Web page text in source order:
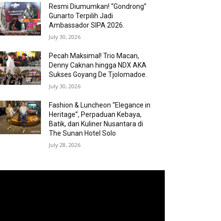
Resmi Diumumkan! “Gondrong”
Gunarto Terpilih Jadi
Ambassador SIPA 2026.
July 30, 2026
Pecah Maksimal! Trio Macan,
Denny Caknan hingga NDX AKA
Sukses Goyang De Tjolomadoe.
July 30, 2026
Fashion & Luncheon “Elegance in
Heritage”, Perpaduan Kebaya,
Batik, dan Kuliner Nusantara di
The Sunan Hotel Solo
July 28, 2026